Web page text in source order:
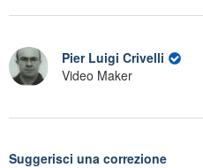
Pier Luigi Crivelli
Video Maker
Suggerisci una correzione